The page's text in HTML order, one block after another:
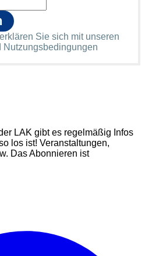
Sie sich mit unseren
Nutzungsbedingungen
LAK gibt es regelmäßig Infos
los ist! Veranstaltungen,
Das Abonnieren ist